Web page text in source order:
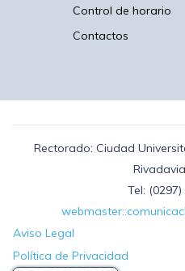
Control de horario
Contactos
Rectorado: Ciudad
Tel:
Aviso Legal
Política de Privacidad